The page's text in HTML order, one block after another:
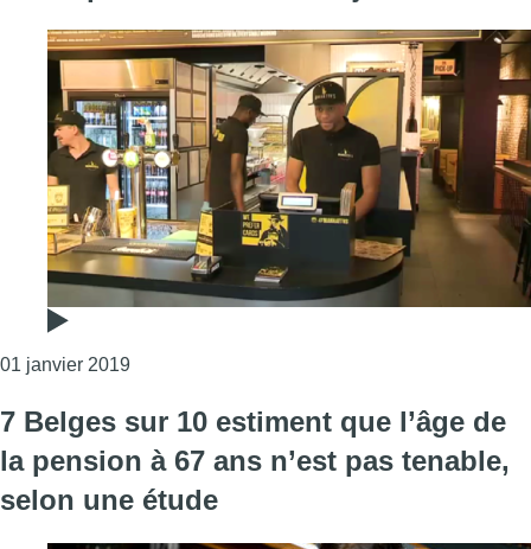
01 janvier 2019Consulter l'article "Ceux qui travaillent le 1er
7 Belges sur 10 estiment que l’âge de
la pension à 67 ans n’est pas tenable,
selon une étude